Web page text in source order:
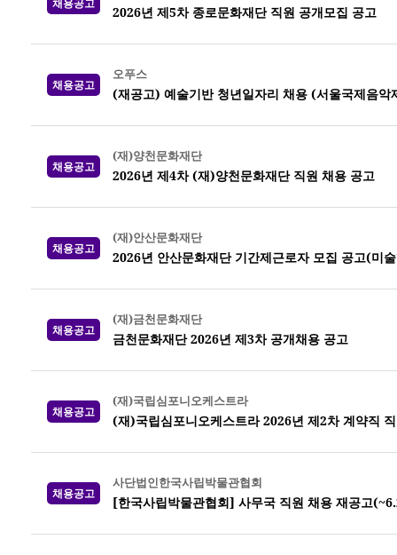
2026년 제5차 종로문화재단 직원 공개모집 공고
채용공고
오푸스
(재공고) 예술기반 청년일자리 채용 (서울국제음
채용공고
(재)양천문화재단
2026년 제4차 (재)양천문화재단 직원 채용 공고
채용공고
(재)안산문화재단
2026년 안산문화재단 기간제근로자 모집 공고(미
채용공고
(재)금천문화재단
금천문화재단 2026년 제3차 공개채용 공고
채용공고
(재)국립심포니오케스트라
(재)국립심포니오케스트라 2026년 제2차 계약직
채용공고
사단법인한국사립박물관협회
[한국사립박물관협회] 사무국 직원 채용 재공고